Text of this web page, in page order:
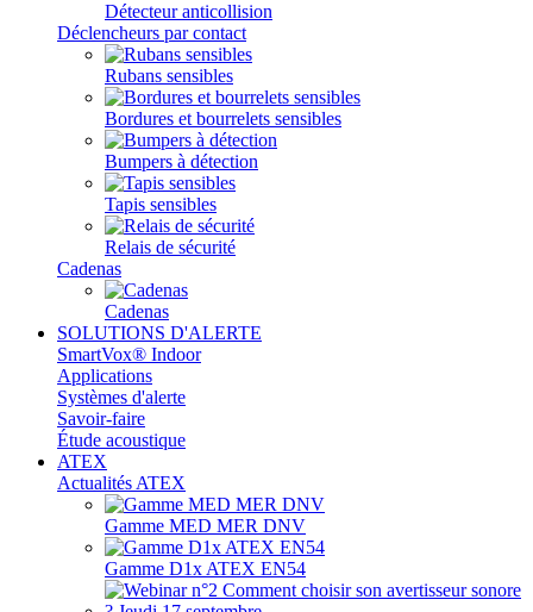
Détecteur anticollision
Déclencheurs par contact
Rubans sensibles
Bordures et bourrelets sensibles
Bumpers à détection
Tapis sensibles
Relais de sécurité
Cadenas
Cadenas
SOLUTIONS D'ALERTE
SmartVox® Indoor
Applications
Systèmes d'alerte
Savoir-faire
Étude acoustique
ATEX
Actualités ATEX
Gamme MED MER DNV
Gamme D1x ATEX EN54